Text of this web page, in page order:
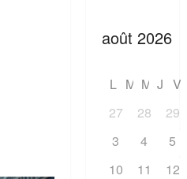
L M M J V
27
28
29
3
4
5
10
11
12